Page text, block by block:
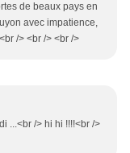
de beaux pays en
avec impatience,
/> <br /> <br />
...<br /> hi hi !!!!<br />